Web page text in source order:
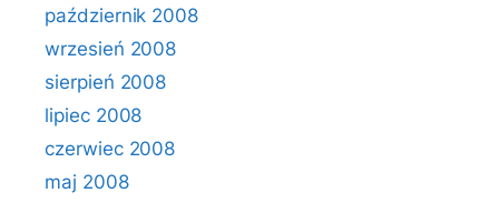
październik 2008
wrzesień 2008
sierpień 2008
lipiec 2008
czerwiec 2008
maj 2008